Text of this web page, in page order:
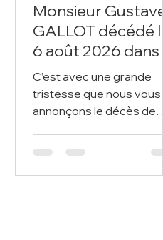
Monsieur
GALLOT décédé
6 août 2026 dans
99ème année.
C’est avec une grande
tristesse que nous vous
annonçons le décès de
1er août 2026 à Liévin Nous
espace pour laisser vos